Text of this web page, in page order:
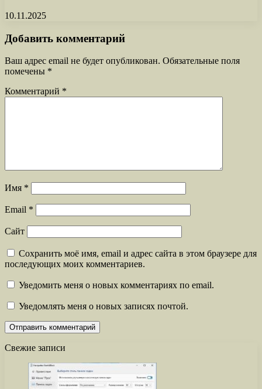
10.11.2025
Добавить комментарий
Ваш адрес email не будет опубликован. Обязательные поля
помечены *
Комментарий *
Имя *
Email *
Сайт
Сохранить моё имя, email и адрес сайта в этом браузере для
последующих моих комментариев.
Уведомить меня о новых комментариях по email.
Уведомлять меня о новых записях почтой.
Свежие записи